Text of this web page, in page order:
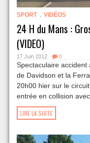
SPORT , VIDÉOS
24 H du Mans :
(VIDEO)
17 Juin 2012 0
Spectaculaire accident
de Davidson et la
20h00 hier sur le
entrée en collision
LIRE LA SUITE